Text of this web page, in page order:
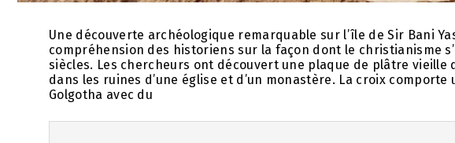
Une découverte archéologique remarquable sur l’île de Sir Bani
compréhension des historiens sur la façon dont le christianisme
siècles. Les chercheurs ont découvert une plaque de plâtre vieille
dans les ruines d’une église et d’un monastère. La croix
Golgotha avec du